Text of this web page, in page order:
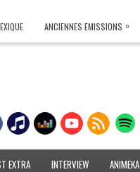
ANCIENNES EMISSIONS »
EXTRA INTERVIEW ANIMEKA